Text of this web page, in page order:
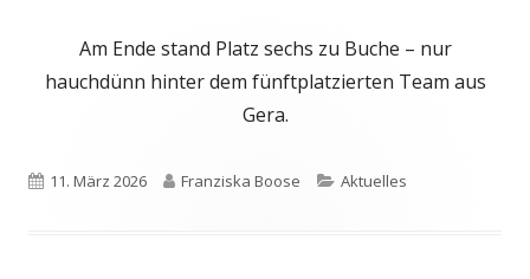
Am Ende stand Platz sechs zu Buche – nur
hauchdünn hinter dem fünftplatzierten Team aus
Gera.
Veröffentlicht
11. März 2026 Autor
Franziska Boose Kategorien
Aktuelles